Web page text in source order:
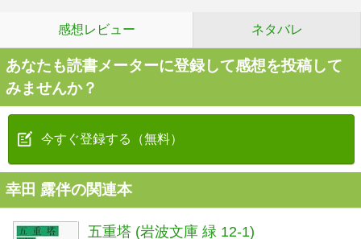
感想レビュー ネタバレ
あなたも読書メーターに登録して感想を投稿して
みませんか？
今すぐ登録する（無料）
幸田 露伴の関連本
五重塔 (岩波文庫 緑 12-1)